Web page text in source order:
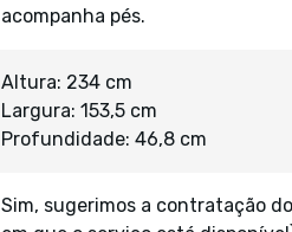
acompanha pés.
Altura: 234 cm
Largura: 153,5 cm
Profundidade: 46,8 cm
Sim, sugerimos a contratação